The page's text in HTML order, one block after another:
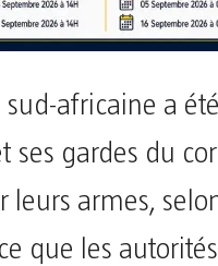
africaine a été
ses gardes du
leurs armes,
que les